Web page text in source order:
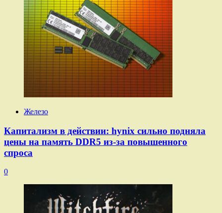
Железо
Капитализм в действии: hynix сильно подняла
цены на память DDR5 из-за повышенного
спроса
0